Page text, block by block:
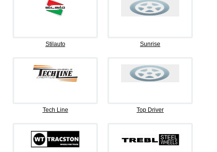
Stilauto Sunrise
Tech Line Top Driver